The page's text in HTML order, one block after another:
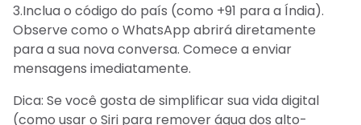
3.Inclua o código do país (como +91 para a Índia).
Observe como o WhatsApp abrirá diretamente
para a sua nova conversa. Comece a enviar
mensagens imediatamente.
Dica: Se você gosta de simplificar sua vida digital
(como usar o Siri para remover água dos alto-